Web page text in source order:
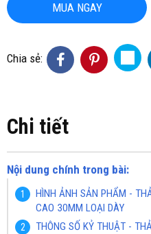
MUA NGAY
Chia sẻ:
Chi tiết
Nội dung chính trong bài:
HÌNH ẢNH SẢN PHẨM -
CAO 30MM LOẠI DÀY
THÔNG SỐ KỶ THUẬT -